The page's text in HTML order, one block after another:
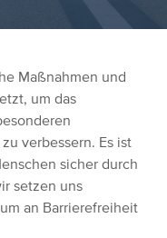
Maßnahmen und
um das
verbessern. Es ist
sicher durch
setzen uns
an Barrierefreiheit